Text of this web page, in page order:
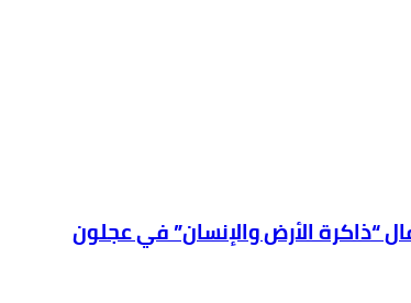
“ذاكرة الأرض والإنسان” في عجلون